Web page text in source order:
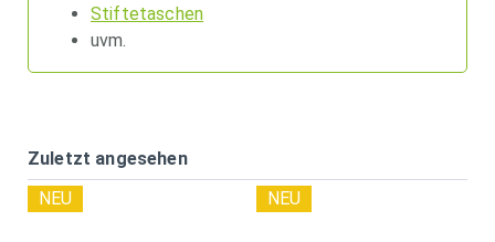
Stiftetaschen
uvm.
Zuletzt angesehen
NEU NEU